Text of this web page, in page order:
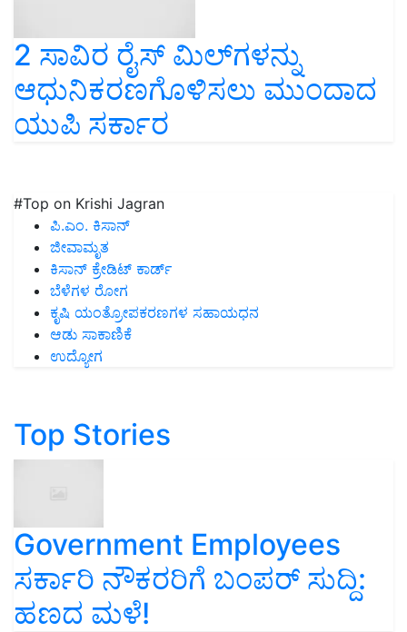
2 ಸಾವಿರ ರೈಸ್‌ ಮಿಲ್‌ಗಳನ್ನು
ಆಧುನಿಕರಣಗೊಳಿಸಲು ಮುಂದಾದ
ಯುಪಿ ಸರ್ಕಾರ
#Top on Krishi Jagran
ಪಿ.ಎಂ. ಕಿಸಾನ್
ಜೀವಾಮೃತ
ಕಿಸಾನ್ ಕ್ರೇಡಿಟ್ ಕಾರ್ಡ್
ಬೆಳೆಗಳ ರೋಗ
ಕೃಷಿ ಯಂತ್ರೋಪಕರಣಗಳ ಸಹಾಯಧನ
ಆಡು ಸಾಕಾಣಿಕೆ
ಉದ್ಯೋಗ
Top Stories
Government Employees
ಸರ್ಕಾರಿ ನೌಕರರಿಗೆ ಬಂಪರ್‌ ಸುದ್ದಿ:
ಹಣದ ಮಳೆ!